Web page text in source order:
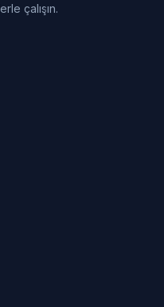
çalışın.